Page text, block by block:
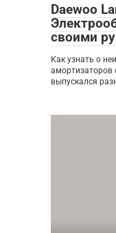
Daewoo
своими
Как узнать о
амортизаторов
выпускался